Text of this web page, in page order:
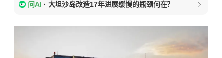
问AI · 大坦沙岛改造17年进展缓慢的瓶颈何在？